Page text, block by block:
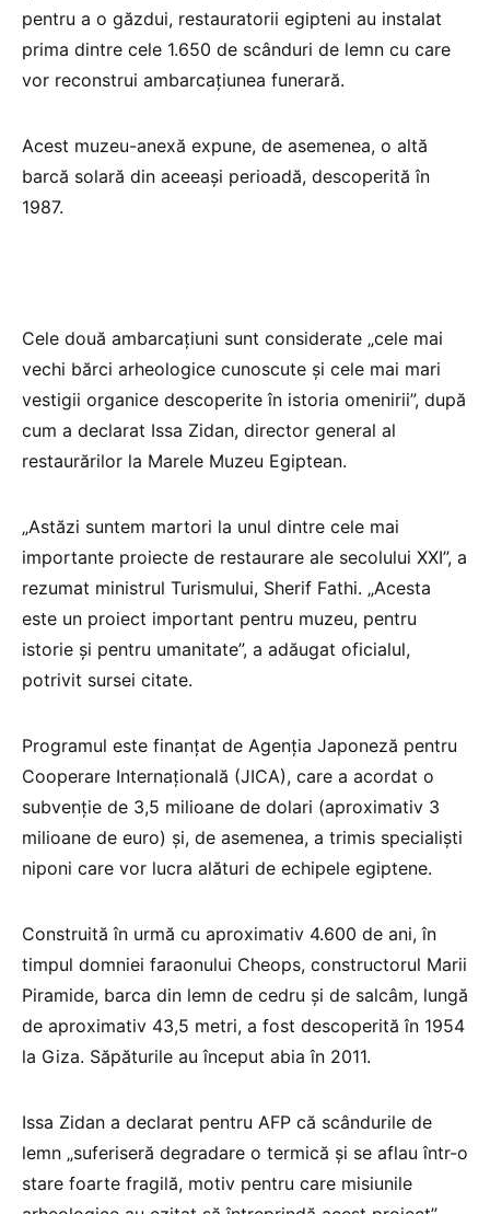
pentru a o găzdui, restauratorii egipteni au instalat
prima dintre cele 1.650 de scânduri de lemn cu care
vor reconstrui ambarcațiunea funerară.
Acest muzeu-anexă expune, de asemenea, o altă
barcă solară din aceeași perioadă, descoperită în
1987.
Cele două ambarcațiuni sunt considerate „cele mai
vechi bărci arheologice cunoscute și cele mai mari
vestigii organice descoperite în istoria omenirii”, după
cum a declarat Issa Zidan, director general al
restaurărilor la Marele Muzeu Egiptean.
„Astăzi suntem martori la unul dintre cele mai
importante proiecte de restaurare ale secolului XXI”, a
rezumat ministrul Turismului, Sherif Fathi. „Acesta
este un proiect important pentru muzeu, pentru
istorie și pentru umanitate”, a adăugat oficialul,
potrivit sursei citate.
Programul este finanțat de Agenția Japoneză pentru
Cooperare Internațională (JICA), care a acordat o
subvenție de 3,5 milioane de dolari (aproximativ 3
milioane de euro) și, de asemenea, a trimis specialiști
niponi care vor lucra alături de echipele egiptene.
Construită în urmă cu aproximativ 4.600 de ani, în
timpul domniei faraonului Cheops, constructorul Marii
Piramide, barca din lemn de cedru și de salcâm, lungă
de aproximativ 43,5 metri, a fost descoperită în 1954
la Giza. Săpăturile au început abia în 2011.
Issa Zidan a declarat pentru AFP că scândurile de
lemn „suferiseră degradare o termică și se aflau într-o
stare foarte fragilă, motiv pentru care misiunile